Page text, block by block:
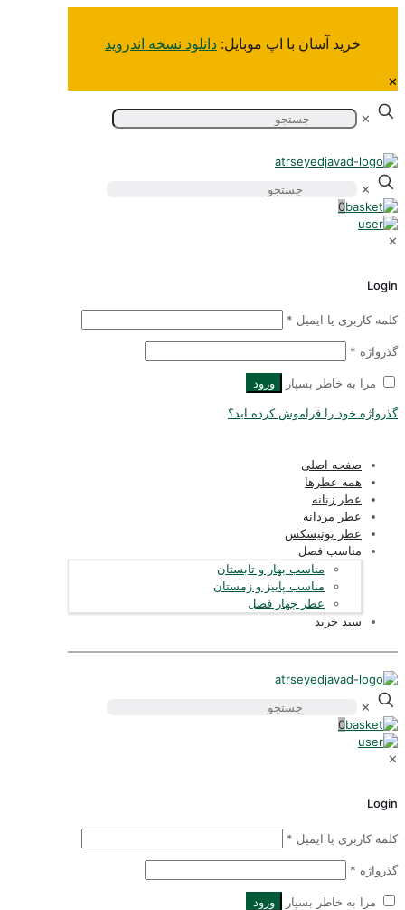
خرید آسان‌ با اپ موبایل: دانلود نسخه اندروید
✕
✕
0
کاربری یا ایمیل*
*
مرا به خاطر بسپار ورود
خود را فراموش کرده اید؟
صفحه اصلی
همه عطرها
عطر زنانه
عطر مردانه
عطر یونیسکس
مناسب فصل
مناسب بهار و تابستان
مناسب پاییز و زمستان
عطر چهار فصل
سبد خرید
✕
0
کاربری یا ایمیل *
*
مرا به خاطر بسپار ورود